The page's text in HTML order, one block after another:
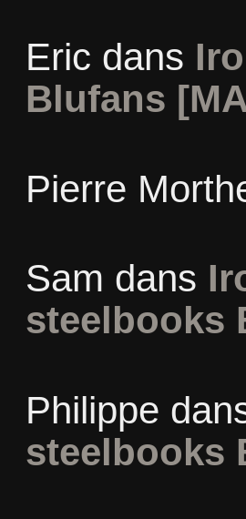
Eric dans
Blufans
Pierre
Sam dans
steelbooks
Philippe
steelbooks